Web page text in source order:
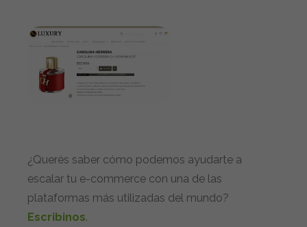
¿Querés saber cómo podemos ayudarte a
escalar tu e-commerce con una de las
plataformas más utilizadas del mundo?
Escribinos.